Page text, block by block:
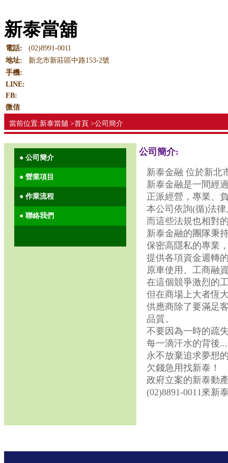
新泰當舖
電話:
(02)8991-0011
地址:
新北市新莊區中路153-2號
手機:
LINE:
FB:
微信
當前位置:新泰當舖 >首頁 >公司簡介
● 公司簡介
● 營業項目
● 作業流程
● 聯絡我們
公司簡介:
新泰金融 位於新北
新泰金融是一間經
正派經營，專業、
本公司依詢(循)法
而這些法規也相對
新泰金融的團隊秉
保密高隱私的專業
提供各項資金週轉
原車使用、工商融
在這個競爭激烈的
但在商場上大者恆
供應商除了要滿足
品質。
不要因為一時的疏
每一滴汗水的背後
永不放棄追求夢想
欠錢急用找新泰！
政府立案的新泰動
(02)8891-0011來新